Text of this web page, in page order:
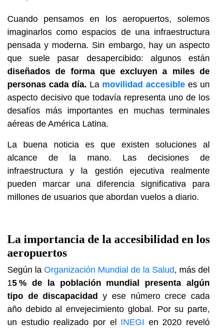
Cuando pensamos en los aeropuertos, solemos
imaginarlos como espacios de una infraestructura
pensada y moderna. Sin embargo, hay un aspecto
que suele pasar desapercibido: algunos están
diseñados de forma que excluyen a miles de
personas cada día. La movilidad accesible es un
aspecto decisivo que todavía representa uno de los
desafíos más importantes en muchas terminales
aéreas de América Latina.
La buena noticia es que existen soluciones al
alcance de la mano. Las decisiones de
infraestructura y la gestión ejecutiva realmente
pueden marcar una diferencia significativa para
millones de usuarios que abordan vuelos a diario.
La importancia de la accesibilidad en los
aeropuertos
Según la Organización Mundial de la Salud, más del
15 % de la población mundial presenta algún
tipo de discapacidad
y ese número crece cada
año debido al envejecimiento global. Por su parte,
un estudio realizado por el INEGI en 2020 reveló